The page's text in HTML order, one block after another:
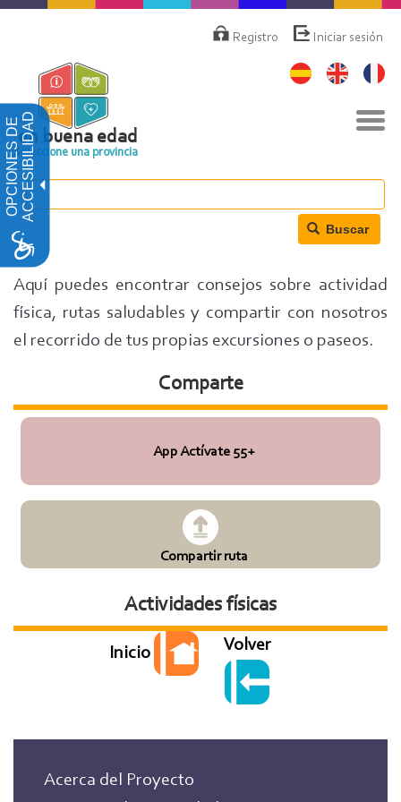
OPCIONES DEACCESIBILIDAD
Pasar
contenido
principal
deRegistro Iniciar sesión
en buena edad
Seleccione una provincia
Buscar
Aquí puedes encontrar consejos sobre actividad
física, rutas saludables y compartir con nosotros
el recorrido de tus propias excursiones o paseos.
Comparte
App Actívate 55+
Compartir ruta
Actividades físicas
Inicio Volver
Acerca del Proyecto